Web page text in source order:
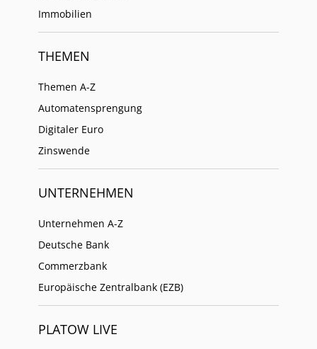
Immobilien
THEMEN
Themen A-Z
Automatensprengung
Digitaler Euro
Zinswende
UNTERNEHMEN
Unternehmen A-Z
Deutsche Bank
Commerzbank
Europäische Zentralbank (EZB)
PLATOW LIVE